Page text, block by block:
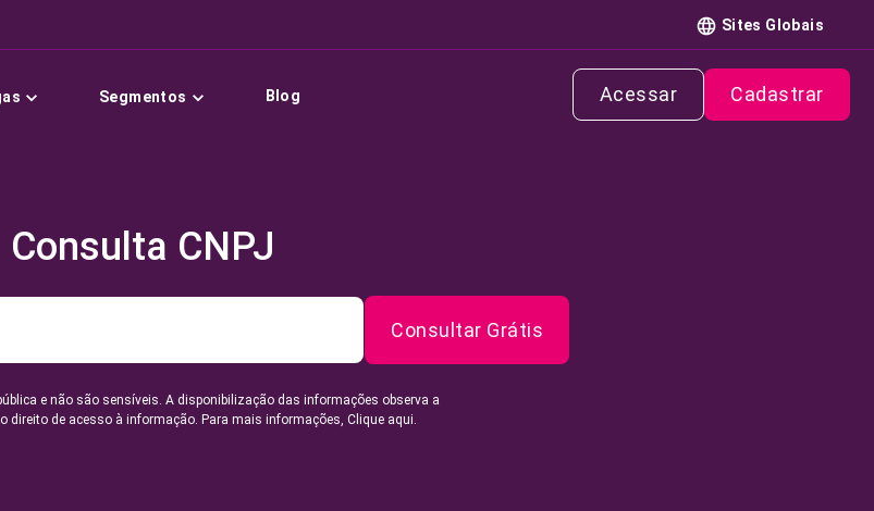
Sites Globais
Segmentos Blog Acessar Cadastrar
Consulta CNPJ
Consultar Grátis
e não são sensíveis. A disponibilização das informações observa a
direito de acesso à informação. Para mais informações, Clique aqui.